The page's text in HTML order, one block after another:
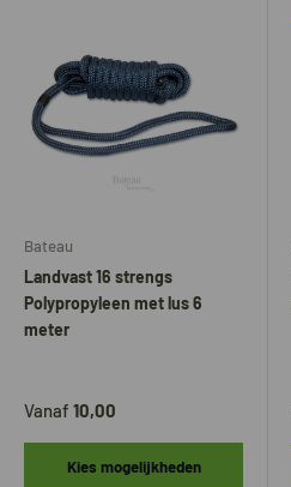
Bateau
Landvast 16 strengs
Polypropyleen met lus 6
meter
Vanaf 10,00
Kies mogelijkheden